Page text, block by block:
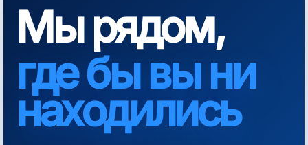
Мы рядом,
где бы вы ни
находились